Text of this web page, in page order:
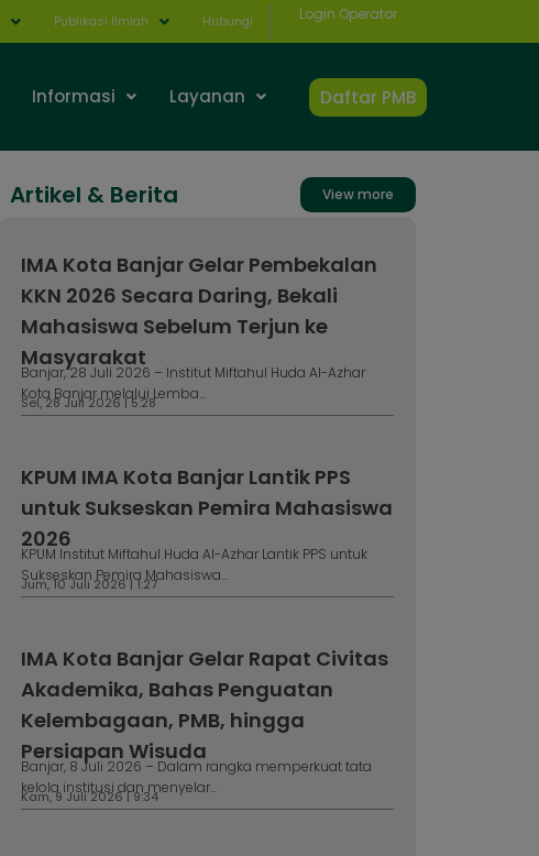
Publikasi Ilmiah Hubungi Login Operator
Informasi Layanan Daftar PMB
Artikel & Berita View more
IMA Kota Banjar Gelar Pembekalan
KKN 2026 Secara Daring, Bekali
Mahasiswa Sebelum Terjun ke
Masyarakat
Banjar, 28 Juli 2026 – Institut Miftahul Huda Al-Azhar
Kota Banjar melalui Lemba...
Sel, 28 Juli 2026 | 5:28
KPUM IMA Kota Banjar Lantik PPS
untuk Sukseskan Pemira Mahasiswa
2026
KPUM Institut Miftahul Huda Al-Azhar Lantik PPS untuk
Sukseskan Pemira Mahasiswa...
Jum, 10 Juli 2026 | 1:27
IMA Kota Banjar Gelar Rapat Civitas
Akademika, Bahas Penguatan
Kelembagaan, PMB, hingga
Persiapan Wisuda
Banjar, 8 Juli 2026 – Dalam rangka memperkuat tata
kelola institusi dan menyelar...
Kam, 9 Juli 2026 | 9:34